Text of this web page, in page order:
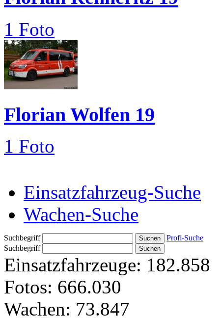
1 Foto
Florian Wolfen 19
1 Foto
Einsatzfahrzeug-Suche
Wachen-Suche
Suchbegriff
Profi-Suche
Suchbegriff
Einsatzfahrzeuge: 182.858
Fotos: 666.030
Wachen: 73.847